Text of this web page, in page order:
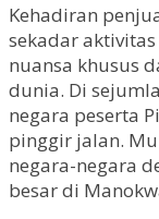
Kehadiran
sekadar
nuansa khusus
dunia. Di
negara peserta
pinggir jalan.
negara-negara
besar di